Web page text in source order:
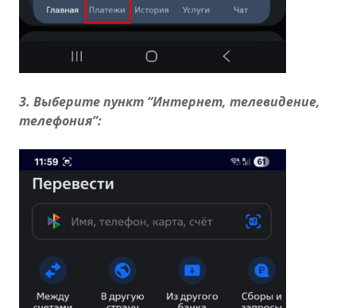
3. Выберите пункт “Интернет, телевидение,
телефония”: